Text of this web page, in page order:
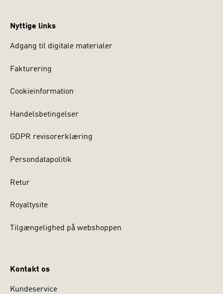
Nyttige links
Adgang til digitale materialer
Fakturering
Cookieinformation
Handelsbetingelser
GDPR revisorerklæring
Persondatapolitik
Retur
Royaltysite
Tilgængelighed på webshoppen
Kontakt os
Kundeservice